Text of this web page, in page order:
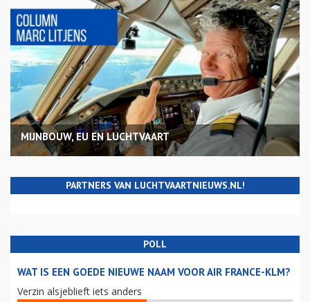
MIJNBOUW, EU EN LUCHTVAART
PARTNERS VAN LUCHTVAARTNIEUWS.NL!
POLL
WAT IS EEN GOEDE NIEUWE NAAM VOOR AIR FRANCE-KLM?
Verzin alsjeblieft iets anders